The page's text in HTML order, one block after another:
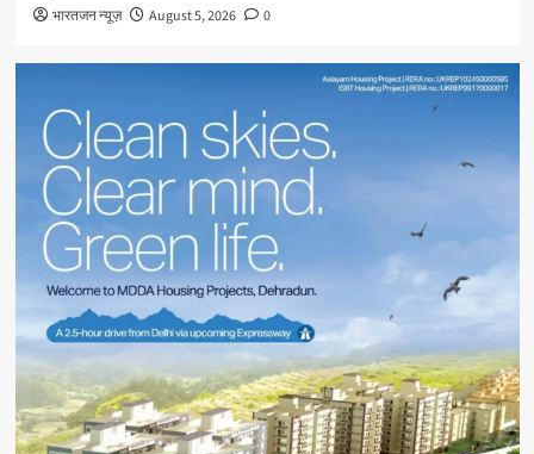
भारतजन न्यूज़ August 5, 2026 0